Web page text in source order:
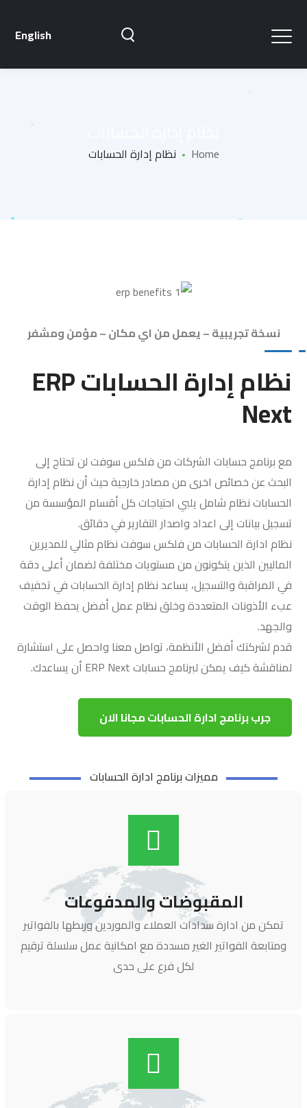
English
Home نظام إدارة الحسابات
نسخة تجريبية – يعمل من اي مكان – مؤمن ومشفر
نظام إدارة الحسابات ERP
Next
مع برنامج حسابات الشركات من فلكس سوفت لن تحتاج إلى
البحث عن خصائص اخرى من مصادر خارجية حيث أن نظام إدارة
الحسابات نظام شامل يلبي احتياجات كل أقسام المؤسسة من
تسجيل بيانات إلى اعداد واصدار التقارير في دقائق.
نظام ادارة الحسابات من فلكس سوفت نظام مثالي للمديرين
الماليين الذين يتكونون من مستويات مختلفة لضمان أعلى دقة
في المراقبة والتسجيل، يساعد نظام إدارة الحسابات في تخفيف
عبء الأذونات المتعددة وخلق نظام عمل أفضل يحفظ الوقت
والجهد.
قدم لشركتك أفضل الأنظمة، تواصل معنا واحصل على استشارة
لمناقشة كيف يمكن لبرنامج حسابات ERP Next أن يساعدك.
جرب برنامج ادارة الحسابات مجانا الان
مميزات برنامج ادارة الحسابات
المقبوضات والمدفوعات
تمكن من ادارة سدادات العملاء والموردين وربطها بالفواتير
ومتابعة الفواتير الغير مسددة مع امكانية عمل سلسلة ترقيم
لكل فرع على حدى